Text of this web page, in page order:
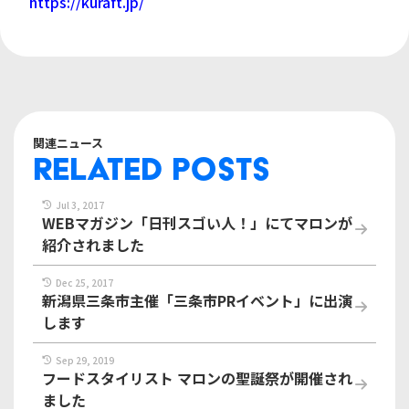
関連ニュース
RELATED POSTS
Jul 3, 2017
WEBマガジン「日刊スゴい人！」にてマロンが
紹介されました
Dec 25, 2017
新潟県三条市主催「三条市PRイベント」に出演
します
Sep 29, 2019
フードスタイリスト マロンの聖誕祭が開催され
ました